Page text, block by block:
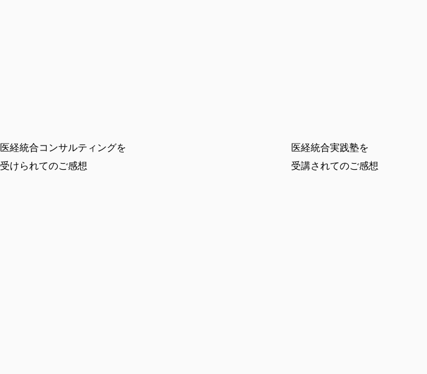
医経統合コンサルティングを
受けられてのご感想
医経統合実践塾を
受講されてのご感想